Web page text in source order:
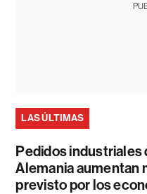
LAS ÚLTIMAS
Pedidos industriales
Alemania aumentan
previsto por los